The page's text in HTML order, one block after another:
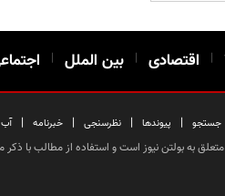
| اقتصادی | بین الملل |
جستجو | پیوندها | نظرسنجی | خبرنامه |
به بولتن نیوز است و استفاده از مطالب با ذکر